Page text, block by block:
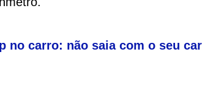
no carro: não saia com o seu